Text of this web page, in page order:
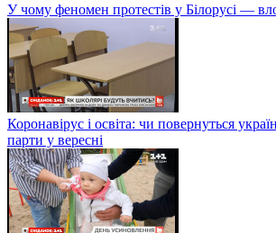
У чому феномен протестів у Білорусі —
Коронавірус і освіта: чи повернуться
парти у вересні